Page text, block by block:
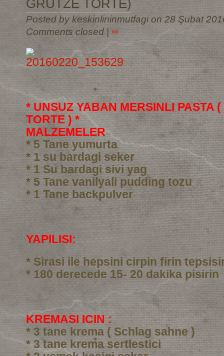
GRUTZE TORTE)
Posted by keskinlininmutfagi on 28 Şubat
Comments closed| ∞
* UNSUZ YABAN MERSINLI PASTA
TORTE ) *
MALZEMELER
* 5 Tane yumurta
* 1 su bardagi seker
* 1 Su bardagi sivi yag
* 5 Tane vanilyali pudding tozu
* 1 Tane backpulver
YAPILISI:
* Sirasi ile hepsini cirpin firin
* 180 derecede 15- 20 dakika pisirin
KREMASI ICIN :
* 3 tane krema ( Schlag sahne )
* 3 tane krema sertlestici